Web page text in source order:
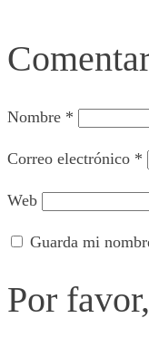
Nombre *
Correo electrónico *
Web
Guarda mi
Por